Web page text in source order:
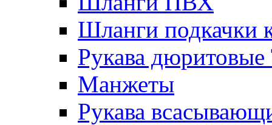
Шланги подкачки
Рукава
Манжеты
Рукава